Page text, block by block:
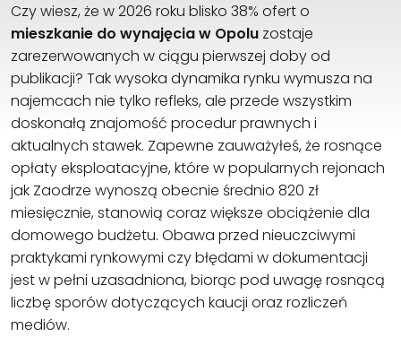
Czy wiesz, że w 2026 roku blisko 38% ofert o
mieszkanie do wynajęcia w Opolu zostaje
zarezerwowanych w ciągu pierwszej doby od
publikacji? Tak wysoka dynamika rynku wymusza na
najemcach nie tylko refleks, ale przede wszystkim
doskonałą znajomość procedur prawnych i
aktualnych stawek. Zapewne zauważyłeś, że rosnące
opłaty eksploatacyjne, które w popularnych rejonach
jak Zaodrze wynoszą obecnie średnio 820 zł
miesięcznie, stanowią coraz większe obciążenie dla
domowego budżetu. Obawa przed nieuczciwymi
praktykami rynkowymi czy błędami w dokumentacji
jest w pełni uzasadniona, biorąc pod uwagę rosnącą
liczbę sporów dotyczących kaucji oraz rozliczeń
mediów.